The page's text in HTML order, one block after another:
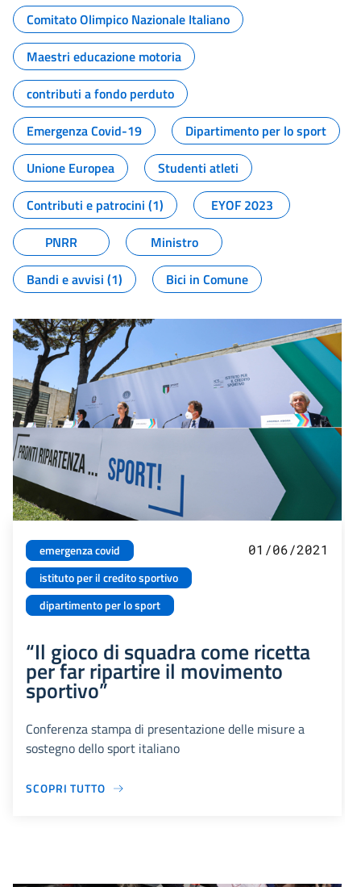
Comitato Olimpico Nazionale Italiano
Maestri educazione motoria
contributi a fondo perduto
Emergenza Covid-19
Dipartimento per lo sport
Unione Europea
Studenti atleti
Contributi e patrocini (1)
EYOF 2023
PNRR
Ministro
Bandi e avvisi (1)
Bici in Comune
emergenza covid
istituto per il credito sportivo
dipartimento per lo sport
01/06/2021
“Il gioco di squadra come ricetta
per far ripartire il movimento
sportivo”
Conferenza stampa di presentazione delle misure a
sostegno dello sport italiano
SCOPRI TUTTO